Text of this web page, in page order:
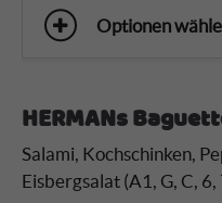
Optionen
HERMANs
Salami, Kochschinken,
Eisbergsalat (A1, G, C, 6,